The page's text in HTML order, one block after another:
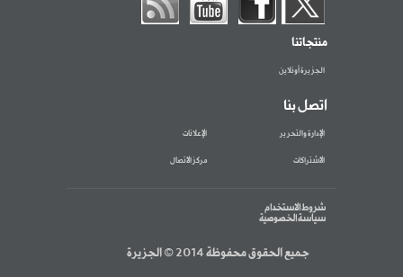
منتجاتنا
الجزيرة أونلاين
اتصل بنا
الإدارة والتحرير الإعلانات
الاشتراكات مركز الاتصال
شروط الاستخدام
سياسة الخصوصية
جميع الحقوق محفوظة 2014 © الجزيرة